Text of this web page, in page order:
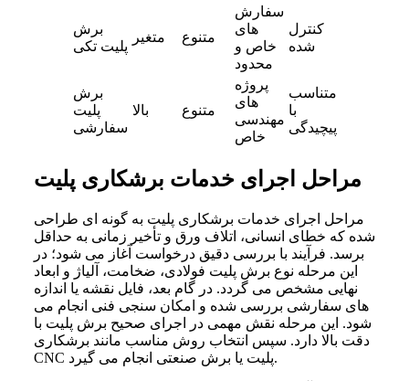
برش
پلیت تکی
متغیر متنوع
سفارش‌
های
خاص و
محدود
کنترل‌
شده
برش
پلیت
سفارشی
بالا متنوع
پروژه‌
های
مهندسی
خاص
متناسب
با
پیچیدگی
مراحل اجرای خدمات برشکاری پلیت
مراحل اجرای خدمات برشکاری پلیت به‌ گونه‌ ای طراحی
شده که خطای انسانی، اتلاف ورق و تأخیر زمانی به حداقل
برسد. فرآیند با بررسی دقیق درخواست آغاز می‌ شود؛ در
این مرحله نوع برش پلیت فولادی، ضخامت، آلیاژ و ابعاد
نهایی مشخص می‌ گردد. در گام بعد، فایل نقشه یا اندازه‌
های سفارشی بررسی شده و امکان‌ سنجی فنی انجام می‌
شود. این مرحله نقش مهمی در اجرای صحیح برش پلیت با
دقت بالا دارد. سپس انتخاب روش مناسب مانند برشکاری
CNC پلیت یا برش صنعتی انجام می‌ گیرد.